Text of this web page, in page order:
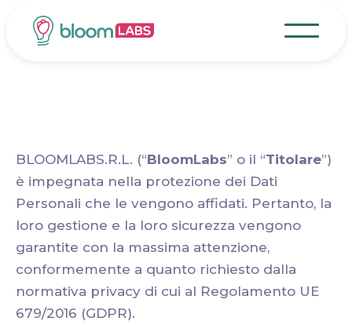
BLOOMLABS.R.L. (“BloomLabs” o il “Titolare”)
è impegnata nella protezione dei Dati
Personali che le vengono affidati. Pertanto, la
loro gestione e la loro sicurezza vengono
garantite con la massima attenzione,
conformemente a quanto richiesto dalla
normativa privacy di cui al Regolamento UE
679/2016 (GDPR).